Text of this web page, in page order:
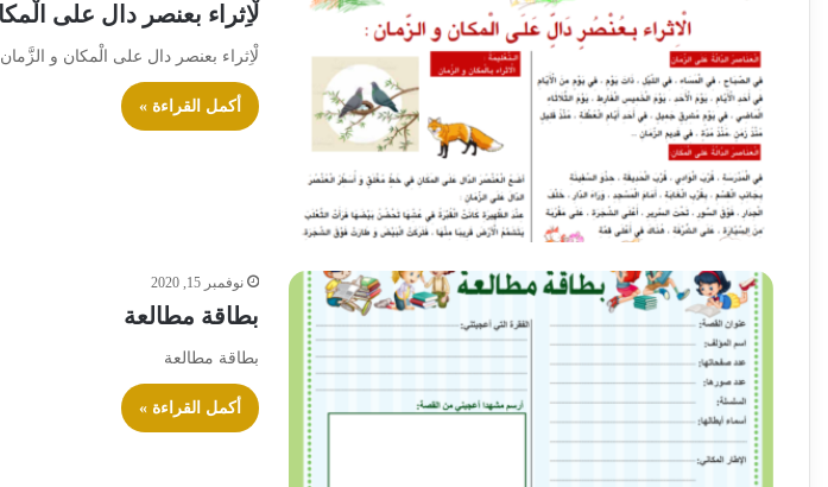
لْاِثراء بعنصر دال على
لْاِثراء بعنصر دال على الْمكان و الزَّمان
أكمل القراءة »
نوفمبر 15, 2020
بطاقة مطالعة
بطاقة مطالعة
أكمل القراءة »